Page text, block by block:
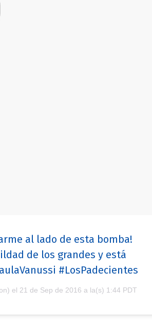
al lado de esta bomba!
de los grandes y está
#LosPadecientes
el 21 de Sep de 2016 a la(s) 1:44 PDT